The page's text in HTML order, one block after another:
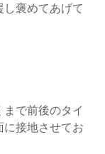
し褒めてあげて
まで前後のタイ
に接地させてお